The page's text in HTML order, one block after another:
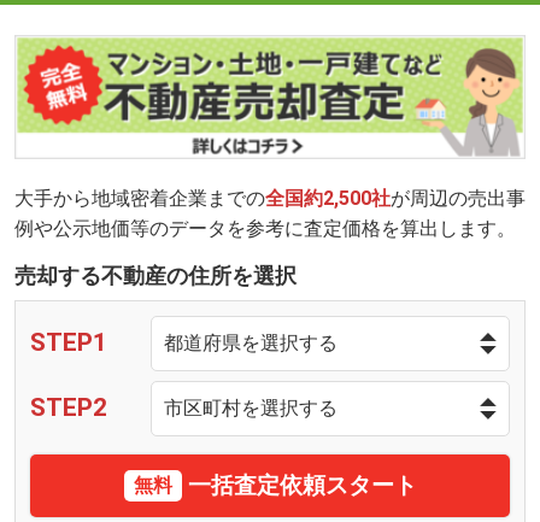
大手から地域密着企業までの全国約2,500社が周辺の売出事
例や公示地価等のデータを参考に査定価格を算出します。
売却する不動産の住所を選択
STEP1
STEP2
無料 一括査定依頼スタート